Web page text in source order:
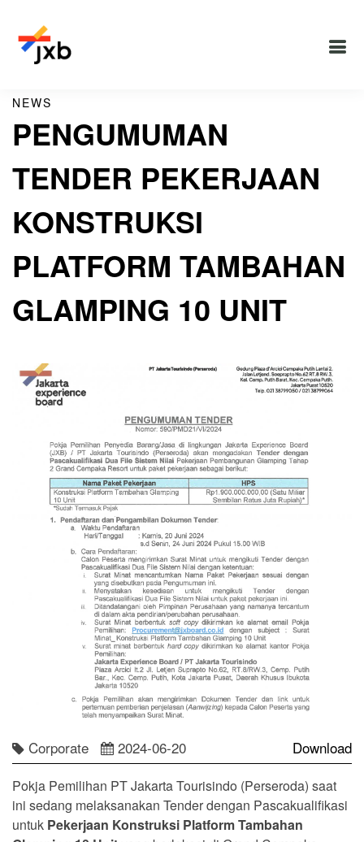
NEWS
PENGUMUMAN
TENDER PEKERJAAN
KONSTRUKSI
PLATFORM TAMBAHAN
GLAMPING 10 UNIT
Corporate 2024-06-20 Download
Pokja Pemilihan PT Jakarta Tourisindo (Perseroda) saat
ini sedang melaksanakan Tender dengan Pascakualifikasi
untuk Pekerjaan Konstruksi Platform Tambahan